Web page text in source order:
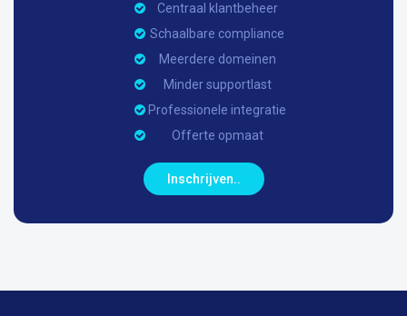
Centraal klantbeheer
Schaalbare compliance
Meerdere domeinen
Minder supportlast
Professionele integratie
Offerte opmaat
Inschrijven..